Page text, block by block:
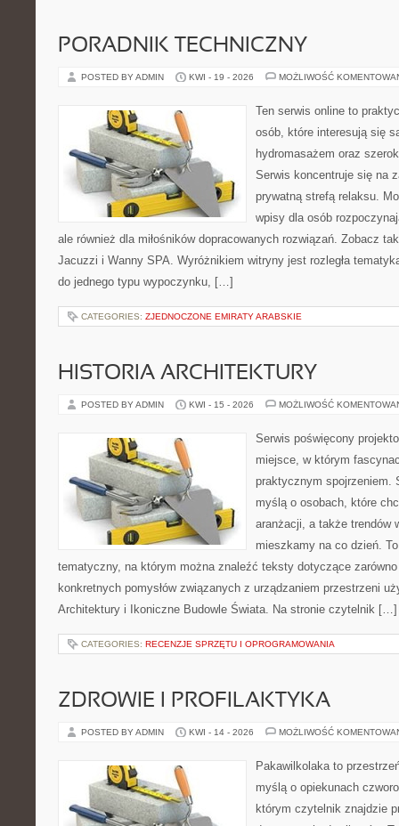
PORADNIK TECHNICZNY
POSTED BY ADMIN KWI - 19 - 2026 MOŻLIWOŚĆ
Ten serwis online to
osób, które interesują się
hydromasażem oraz
Serwis koncentruje się na
prywatną strefą relaksu.
wpisy dla osób
ale również dla miłośników dopracowanych rozwiązań. Zobacz
Jacuzzi i Wanny SPA. Wyróżnikiem witryny jest rozległa
do jednego typu wypoczynku, […]
CATEGORIES: ZJEDNOCZONE EMIRATY ARABSKIE
HISTORIA ARCHITEKTURY
POSTED BY ADMIN KWI - 15 - 2026 MOŻLIWOŚĆ
Serwis poświęcony
miejsce, w którym
praktycznym spojrzeniem.
myślą o osobach, które
aranżacji, a także trendów
mieszkamy na co dzień.
tematyczny, na którym można znaleźć teksty dotyczące
konkretnych pomysłów związanych z urządzaniem przestrzeni
Architektury i Ikoniczne Budowle Świata. Na stronie czytelnik […]
CATEGORIES: RECENZJE SPRZĘTU I OPROGRAMOWANIA
ZDROWIE I PROFILAKTYKA
POSTED BY ADMIN KWI - 14 - 2026 MOŻLIWOŚĆ
Pakawilkolaka to
myślą o opiekunach
którym czytelnik znajdzie